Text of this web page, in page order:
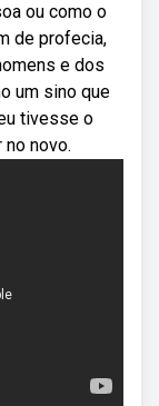
ou como o
de profecia,
e dos
um sino que
tivesse o
novo.